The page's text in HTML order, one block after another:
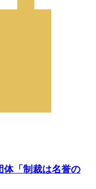
「制裁は名誉の